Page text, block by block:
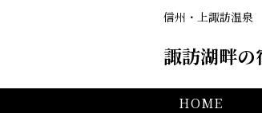
信州・上諏訪温泉
諏訪湖畔の
HOME